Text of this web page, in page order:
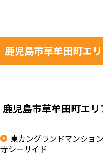
鹿児島市草牟田町エ
鹿児島市草牟田町エ
東カングランドマンショ
寺シーサイド